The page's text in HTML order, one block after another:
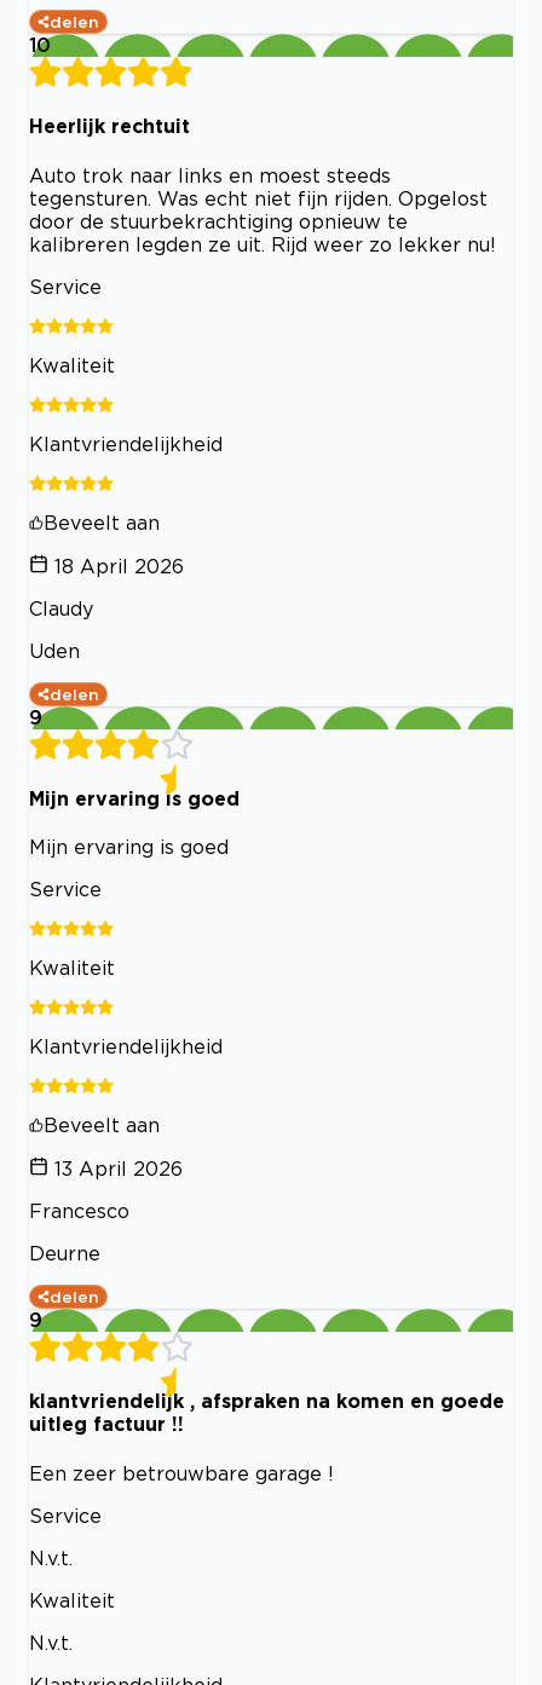
delen
10
Heerlijk rechtuit
Auto trok naar links en moest steeds
tegensturen. Was echt niet fijn rijden. Opgelost
door de stuurbekrachtiging opnieuw te
kalibreren legden ze uit. Rijd weer zo lekker nu!
Service
Kwaliteit
Klantvriendelijkheid
Beveelt aan
18 April 2026
Claudy
Uden
delen
9
Mijn ervaring is goed
Mijn ervaring is goed
Service
Kwaliteit
Klantvriendelijkheid
Beveelt aan
13 April 2026
Francesco
Deurne
delen
9
klantvriendelijk , afspraken na komen en goede
uitleg factuur !!
Een zeer betrouwbare garage !
Service
N.v.t.
Kwaliteit
N.v.t.